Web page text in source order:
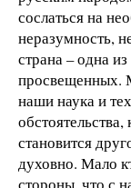
сослаться на
неразумность,
страна – одна
просвещенных.
наши наука и
обстоятельства,
становится
духовно. Мало